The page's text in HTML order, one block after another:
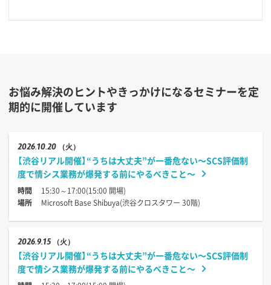
お悩み解決のヒントやきっかけになるセミナーを定
期的に開催しています
202610.20 （火）
【渋谷リアル開催】“うちは大丈夫”が一番危ない〜SCS評価制
度で情シス業務が爆発する前にやるべきこと〜
時間
15:30～17:00(15:00 開場)
場所
Microsoft Base Shibuya(渋谷クロスタワー 30階)
20269.15 （火）
【渋谷リアル開催】“うちは大丈夫”が一番危ない〜SCS評価制
度で情シス業務が爆発する前にやるべきこと〜